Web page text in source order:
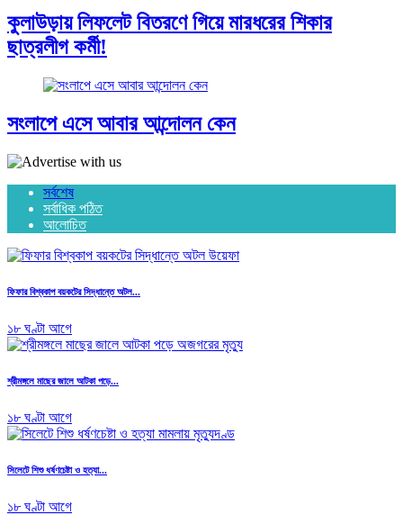
কুলাউড়ায় লিফলেট বিতরণে গিয়ে মারধরের শিকার
ছাত্রলীগ কর্মী!
সংলাপে এসে আবার আন্দোলন কেন
সর্বশেষ
সর্বাধিক পঠিত
আলোচিত
ফিফার বিশ্বকাপ বয়কটের সিদ্ধান্তে অটল...
১৮ ঘণ্টা আগে
শ্রীমঙ্গলে মাছের জালে আটকা পড়ে...
১৮ ঘণ্টা আগে
সিলেটে শিশু ধর্ষণচেষ্টা ও হত্যা...
১৮ ঘণ্টা আগে